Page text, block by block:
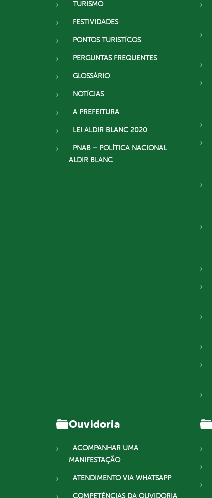
TURISMO
FESTIVIDADES
PONTOS TURISTÍCOS
PERGUNTAS FREQUENTES
GLOSSÁRIO
NOTÍCIAS
A PREFEITURA
LEI ALDIR BLANC 2020
PNAB – POLÍTICA NACIONAL
ALDIR BLANC
Ouvidoria
ACOMPANHAR UMA
MANIFESTAÇÃO
ATENDIMENTO VIA WHATSAPP
COMPETÊNCIAS DA OUVIDORIA